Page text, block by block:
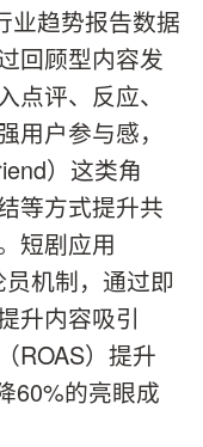
业趋势报告数据
回顾型内容发
点评、反应、
用户参与感，
）这类角
等方式提升共
短剧应用
机制，通过即
升内容吸引
ROAS）提升
60%的亮眼成